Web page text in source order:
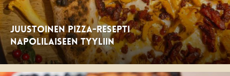
Juustoinen pizza-resepti
Napolilaiseen tyyliin